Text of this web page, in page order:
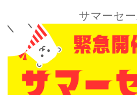
サマーセ